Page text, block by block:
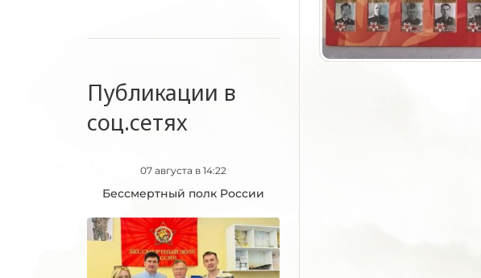
Публикации в
соц.сетях
07 августа в 14:22
Бессмертный полк России